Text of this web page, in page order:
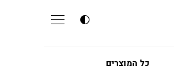
כל המוצרים